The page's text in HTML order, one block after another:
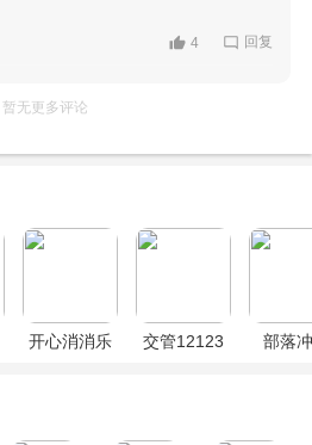
4 回复
暂无更多评论
开心消消乐 交管12123 部落